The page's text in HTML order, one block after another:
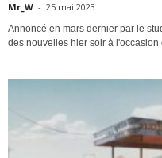
Mr_W - 25 mai 2023
Annoncé en mars dernier par le
des nouvelles hier soir à l'occasion